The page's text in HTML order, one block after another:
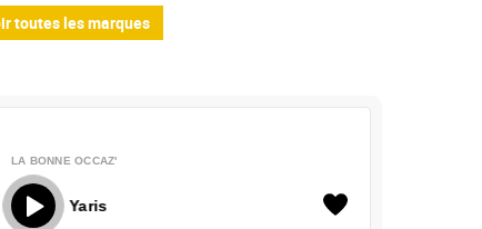
toutes les marques
LA BONNE OCCAZ'
La Bonne Occaz' - Toyota Yaris